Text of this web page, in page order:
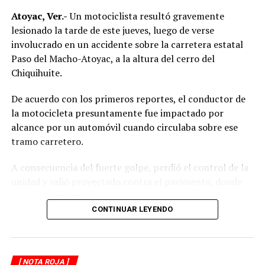
Atoyac, Ver.-Un motociclista resultó gravemente
lesionado la tarde de este jueves, luego de verse
involucrado en un accidente sobre la carretera estatal
Paso del Macho-Atoyac, a la altura del cerro del
Chiquihuite.
De acuerdo con los primeros reportes, el conductor de
la motocicleta presuntamente fue impactado por
alcance por un automóvil cuando circulaba sobre ese
tramo carretero.
A consecuencia del fuerte golpe, perdió el control de la
Testigos del accidente solicitaron de inmediato el apoyo
de los cuerpos de emergencia al percatarse de que el
CONTINUAR LEYENDO
[ NOTA ROJA ]